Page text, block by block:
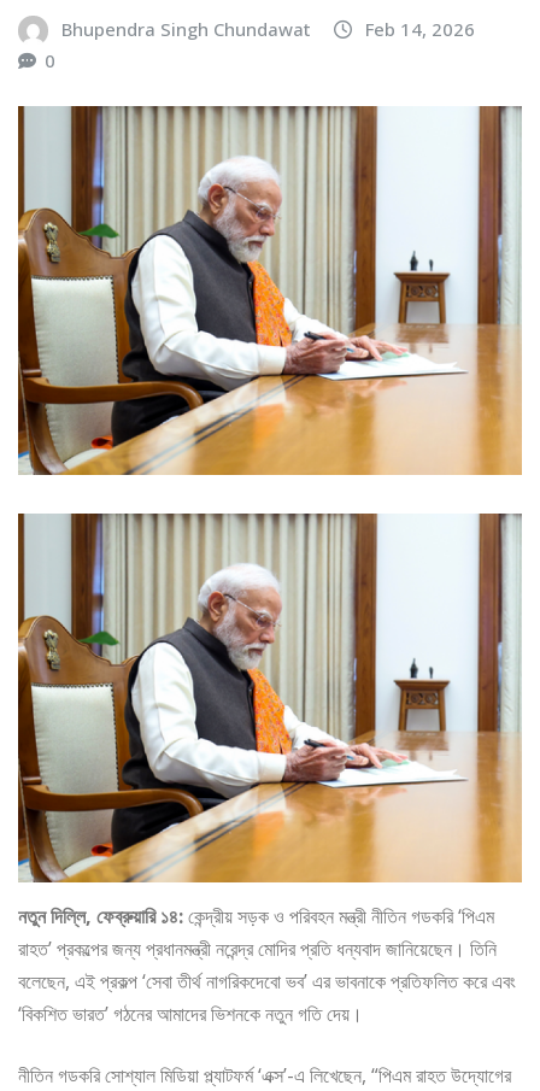
Bhupendra Singh Chundawat
Feb 14, 2026
0
নতুন দিল্লি, ফেব্রুয়ারি ১৪:কেন্দ্রীয় সড়ক ও পরিবহন মন্ত্রী নীতিন গডকরি ‘পিএম
রাহত’ প্রকল্পের জন্য প্রধানমন্ত্রী নরেন্দ্র মোদির প্রতি ধন্যবাদ জানিয়েছেন। তিনি
বলেছেন, এই প্রকল্প ‘সেবা তীর্থ নাগরিকদেবো ভব’ এর ভাবনাকে প্রতিফলিত করে এবং
‘বিকশিত ভারত’ গঠনের আমাদের ভিশনকে নতুন গতি দেয়।
নীতিন গডকরি সোশ্যাল মিডিয়া প্ল্যাটফর্ম ‘এক্স’-এ লিখেছেন, “পিএম রাহত উদ্যোগের